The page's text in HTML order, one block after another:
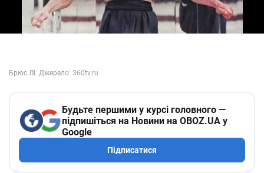
Будьте першими у курсі головного —
підпишіться на Новини на OBOZ.UA у
Google
Підписатися